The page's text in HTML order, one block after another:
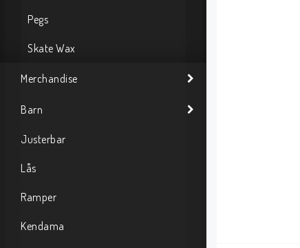
Pegs
Skate Wax
Merchandise
Barn
Justerbar
Lås
Ramper
Kendama